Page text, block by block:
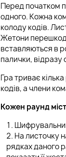
Перед початком
одного. Кожна
колоду кодів.
Жетони перешкод
вставляються в
палички,
Гра триває
кодів, а члени
Кожен раунд
На листочку
рядках даного